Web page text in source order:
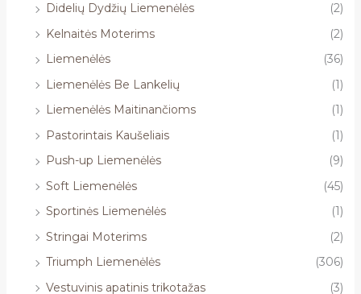
Didelių Dydžių Liemenėlės
(2)
Kelnaitės Moterims
(2)
Liemenėlės
(36)
Liemenėlės Be Lankelių
(1)
Liemenėlės Maitinančioms
(1)
Pastorintais Kaušeliais
(1)
Push-up Liemenėlės
(9)
Soft Liemenėlės
(45)
Sportinės Liemenėlės
(1)
Stringai Moterims
(2)
Triumph Liemenėlės
(306)
Vestuvinis apatinis trikotažas
(3)